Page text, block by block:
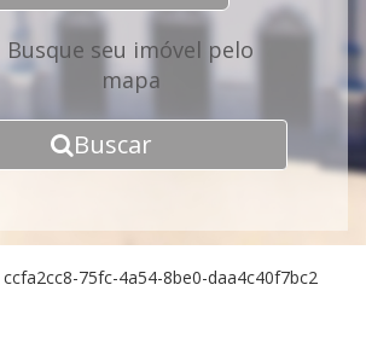
Busque seu imóvel pelo
mapa
Buscar
ccfa2cc8-75fc-4a54-8be0-daa4c40f7bc2